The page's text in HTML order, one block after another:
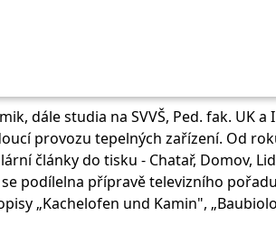
dále studia na SVVŠ, Ped. fak. UK
provozu tepelných zařízení. Od
články do tisku - Chatař, Domov,
podílelna přípravě televizního
„Kachelofen und Kamin",
Arbeitsgemeinschaft e.V. Je
NEZAŘAZENÉ SOUBORY
soubory
bez nezbytně nutných souborů cookie správně